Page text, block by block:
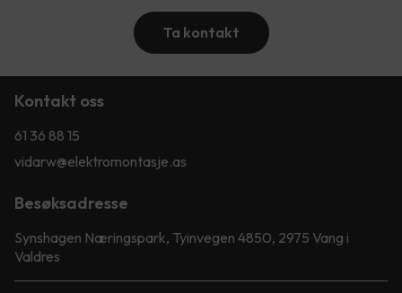
Ta kontakt
Kontakt oss
61 36 88 15
vidarw@elektromontasje.as
Besøksadresse
Synshagen Næringspark, Tyinvegen 4850, 2975 Vang i
Valdres